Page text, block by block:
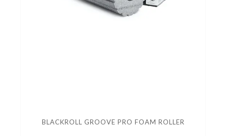
BLACKROLL GROOVE PRO FOAM ROLLER